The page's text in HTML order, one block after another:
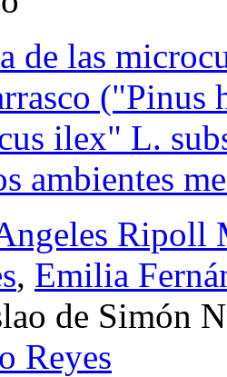
de las
("Pinus
ilex" L.
ambientes
Ripoll
, Emilia
de Simón
Reyes